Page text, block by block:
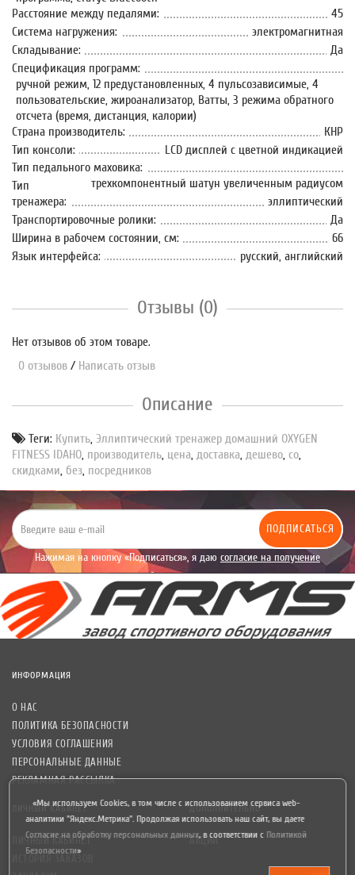
Расстояние между педалями:
45
Система нагружения:
электромагнитная
Складывание:
Да
Спецификация программ:
ручной режим, 12 предустановленных, 4 пульсозависимые, 4
пользовательские, жироанализатор, Ватты, 3 режима обратного
отсчета (время, дистанция, калории)
Страна производитель:
КНР
Тип консоли:
LCD дисплей с цветной индикацией
Тип педального маховика:
трехкомпонентный шатун увеличенным радиусом
Тип
тренажера:
эллиптический
Транспортировочные ролики:
Да
Ширина в рабочем состоянии, см:
66
Язык интерфейса:
русский, английский
Отзывы (0)
Нет отзывов об этом товаре.
0 отзывов / Написать отзыв
Описание
Теги: Купить, Эллиптический тренажер домашний OXYGEN
FITNESS IDAHO, производитель, цена, доставка, дешево, со,
скидками, без, посредников
ПОДПИСАТЬСЯ
Нажимая на кнопку «Подписаться», я даю согласие на получение
уведомлений рекламного характера.
ИНФОРМАЦИЯ
О НАС
ПОЛИТИКА БЕЗОПАСНОСТИ
УСЛОВИЯ СОГЛАШЕНИЯ
ПЕРСОНАЛЬНЫЕ ДАННЫЕ
РЕКЛАМНАЯ РАССЫЛКА
ЛИЧНЫЙ КАБИНЕТ
ЛИЧНЫЙ КАБИНЕТ
ДОПОЛНИТЕЛЬНО
АКЦИИ
«Мы используем Cookies, в том числе с использованием сервиса web-
аналитики "Яндекс.Метрика". Продолжая использовать наш сайт, вы даете
Согласие на обработку персональных данных,в соответствии с Политикой
Безопасности»